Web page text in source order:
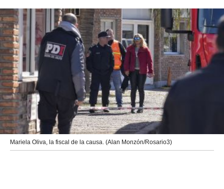
Mariela Oliva, la fiscal de la causa. (Alan Monzón/Rosario3)